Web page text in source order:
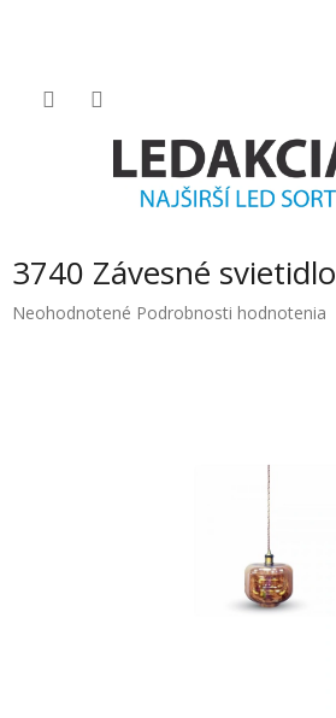
3740 Závesné svietidlo
Priemerné
Neohodnotené Podrobnosti hodnotenia